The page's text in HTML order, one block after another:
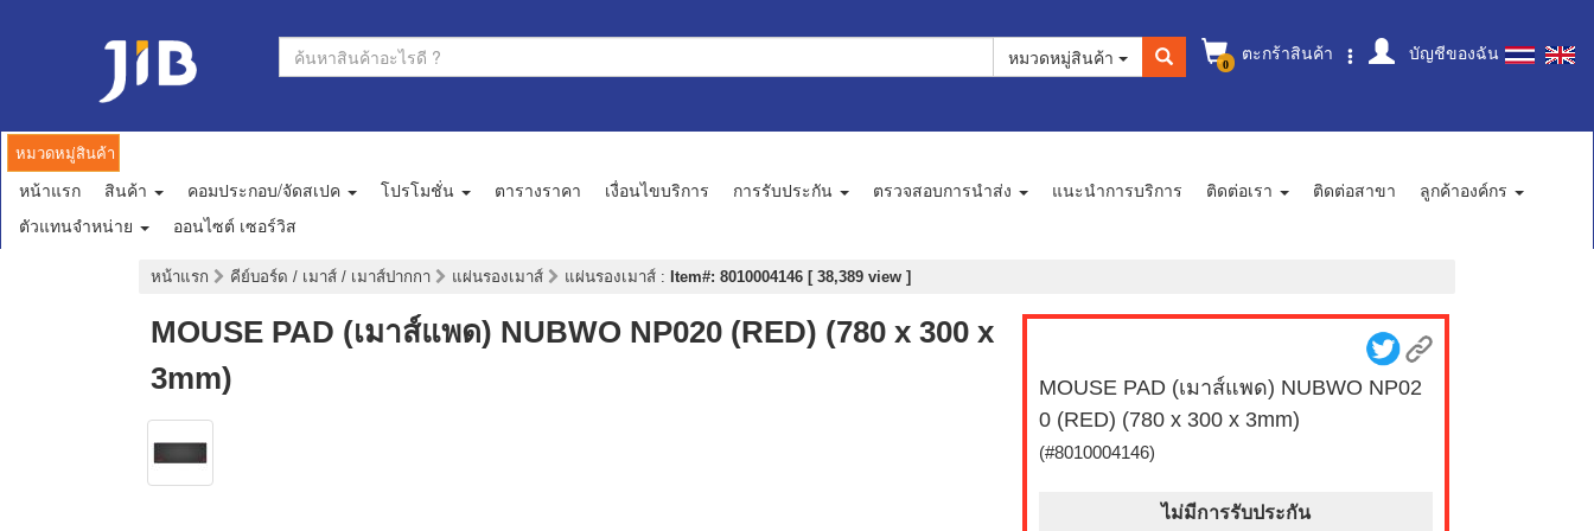
0 ตะกร้าสินค้า บัญชีของฉัน
หมวดหมู่สินค้า
หมวดหมู่สินค้า
หน้าแรก สินค้า คอมประกอบ/จัดสเปค โปรโมชั่น ตารางราคา เงื่อนไขบริการ การรับประกัน ตรวจสอบการนำส่ง แนะนำการบริการ ติดต่อเรา ติดต่อสาขา
ลูกค้าองค์กร
ตัวแทนจำหน่าย
ออนไซต์ เซอร์วิส
หน้าแรก คีย์บอร์ด / เมาส์ / เมาส์ปากกา แผ่นรองเมาส์ แผ่นรองเมาส์ : Item#: 8010004146 [ 38,389 view ]
MOUSE PAD (เมาส์แพด) NUBWO NP020 (RED) (780 x 300 x
3mm)
MOUSE PAD (เมาส์แพด) NUBWO NP02
0 (RED) (780 x 300 x 3mm)
(#8010004146)
ไม่มีการรับประกัน